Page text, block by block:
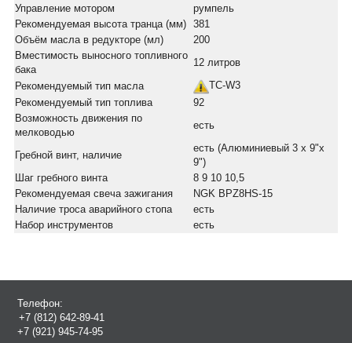
Управление мотором
румпель
Рекомендуемая высота транца (мм) 381
Объём масла в редукторе (мл)
200
Вместимость выносного топливного
бака
12 литров
Рекомендуемый тип масла
TC-W3
Рекомендуемый тип топлива
92
Возможность движения по
мелководью
есть
Гребной винт, наличие
есть (Алюминиевый 3 х 9"х
9")
Шаг гребного винта
8 9 10 10,5
Рекомендуемая свеча зажигания
NGK BPZ8HS-15
Наличие троса аварийного стопа
есть
Набор инструментов
есть
Телефон:
+7 (812) 642-89-41
+7 (921) 945-74-95